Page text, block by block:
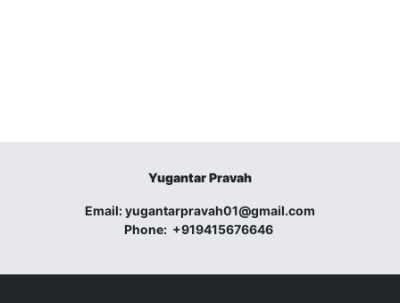
Yugantar Pravah
Email:yugantarpravah01@gmail.com
Phone: +919415676646